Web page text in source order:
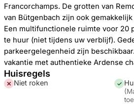
Francorchamps. De grotten van
van Bütgenbach zijn ook
Een multifunctionele ruimte voor 20
te huur (niet tijdens uw verblijf).
parkeergelegenheid zijn
vakantie met authentieke Ardense
Huisregels
✕ Niet roken ✓
(